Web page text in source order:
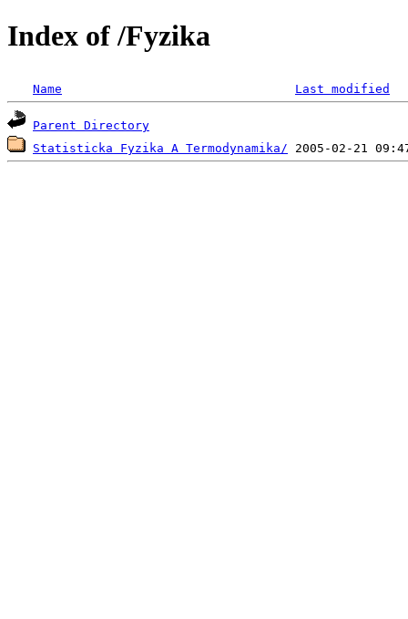
Index of /Fyzika
Name Last modified
Parent Directory
Statisticka Fyzika A Termodynamika/